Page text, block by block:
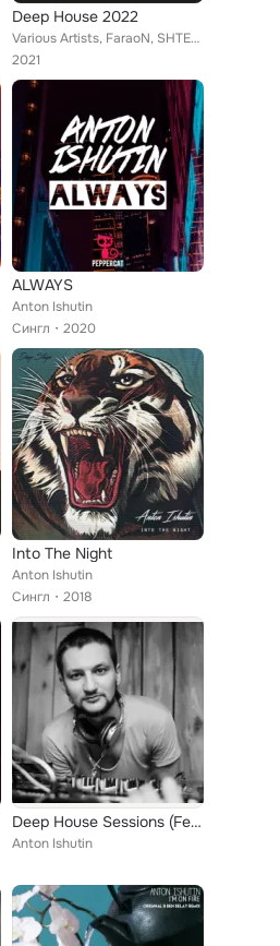
Deep House 2022
Various Artists, FaraoN, SHTED, Micheletto, Andrey Keyton, SOWZ, Fly, Anton Ishutin, Deep Tone, Kvinn, MKVG, Divens, MsE, Sebdax...
2021
ALWAYS
Anton Ishutin
Сингл
2020
Into The Night
Anton Ishutin
Сингл
2018
Deep House Sessions (February 2017)
Anton Ishutin